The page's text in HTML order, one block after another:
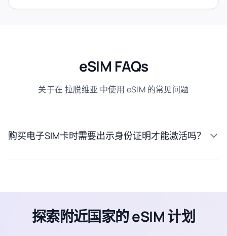
eSIM FAQs
关于在 拉脱维亚 中使用 eSIM 的常见问题
购买电子SIM卡时需要出示身份证明才能激活吗？
探索附近国家的 eSIM 计划